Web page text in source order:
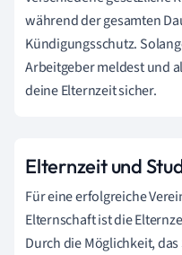
während der gesamten
Kündigungsschutz.
Arbeitgeber meldest und
deine Elternzeit sicher.
Elternzeit und
Für eine erfolgreiche
Elternschaft ist die
Durch die Möglichkeit,